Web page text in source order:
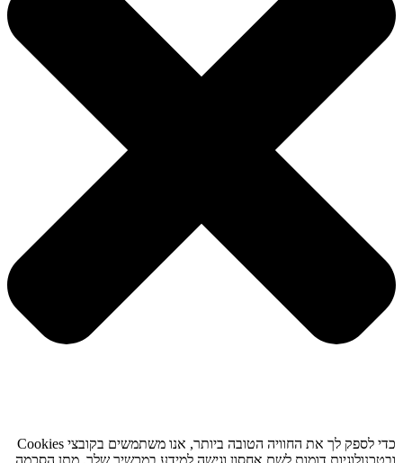
כדי לספק לך את החוויה הטובה ביותר, אנו משתמשים בקובצי Cookies
ובטכנולוגיות דומות לשם אחסון וגישה למידע במכשיר שלך. מתן הסכמה